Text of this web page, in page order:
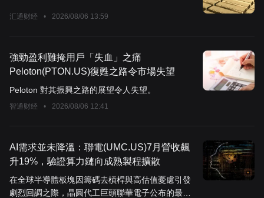
汇通财经 • 2026/08/06 13:59
強勁盈利難掩用戶「失血」之痛
Peloton(PTON.US)復甦之路令市場失望
Peloton 對其振興之路的展望令人失望。
智通财经 • 2026/08/06 12:41
AI需求並未降溫：聯電(UMC.US)7月營收飆
升19%，驗證算力鏈向成熟製程擴散
在全球半導體板塊因籌碼去槓桿與高估值憂慮引發
劇烈回調之際，晶圓代工巨頭聯華電子公布的最新